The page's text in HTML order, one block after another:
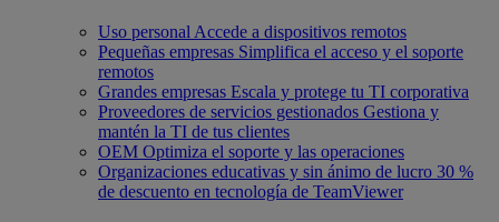
Uso personal Accede a dispositivos remotos
Pequeñas empresas Simplifica el acceso y el soporte
remotos
Grandes empresas Escala y protege tu TI corporativa
Proveedores de servicios gestionados Gestiona y
mantén la TI de tus clientes
OEM Optimiza el soporte y las operaciones
Organizaciones educativas y sin ánimo de lucro 30 %
de descuento en tecnología de TeamViewer